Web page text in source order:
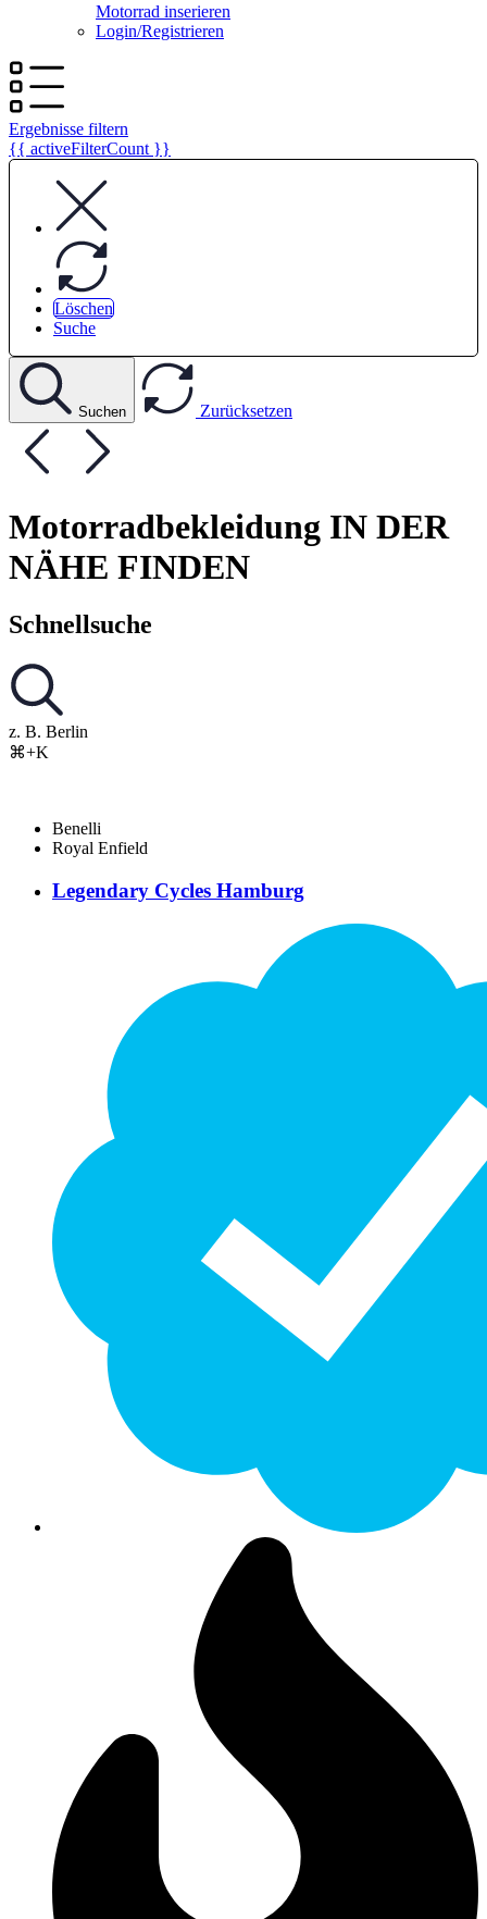
Motorrad inserieren
Login/Registrieren
Ergebnisse filtern
{{ activeFilterCount }}
Löschen
Suche
Suchen Zurücksetzen
Motorradbekleidung IN DER
NÄHE FINDEN
Schnellsuche
z. B. Berlin
⌘+K
Benelli
Royal Enfield
Legendary Cycles Hamburg